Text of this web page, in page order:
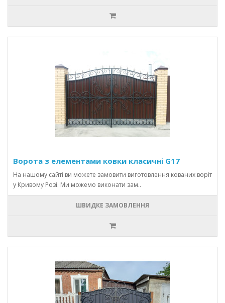
Ворота з елементами ковки класичні G17
На нашому сайті ви можете замовити виготовлення кованих воріт
у Кривому Розі. Ми можемо виконати зам..
ШВИДКЕ ЗАМОВЛЕННЯ